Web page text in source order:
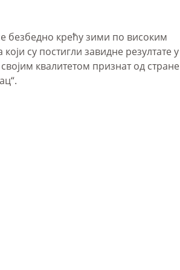
безбедно крећу зими по високим
су постигли завидне резултате у
квалитетом признат од стране